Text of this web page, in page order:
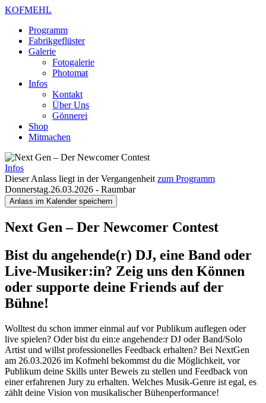
KOFMEHL
Programm
Fabrikgeflüster
Galerie
Fotogalerie
Photomat
Infos
Kontakt
Über Uns
Gönnerei
Shop
Mitmachen
Infos
Dieser Anlass liegt in der Vergangenheit zum Programm
Donnerstag.26.03.2026 - Raumbar
Anlass im Kalender speichern
Next Gen – Der Newcomer Contest
Bist du angehende(r) DJ, eine Band oder
Live-Musiker:in? Zeig uns den Können
oder supporte deine Friends auf der
Bühne!
Wolltest du schon immer einmal auf vor Publikum auflegen oder
live spielen? Oder bist du ein:e angehende:r DJ oder Band/Solo
Artist und willst professionelles Feedback erhalten? Bei NextGen
am 26.03.2026 im Kofmehl bekommst du die Möglichkeit, vor
Publikum deine Skills unter Beweis zu stellen und Feedback von
einer erfahrenen Jury zu erhalten. Welches Musik-Genre ist egal, es
zählt deine Vision von musikalischer Bühenperformance!